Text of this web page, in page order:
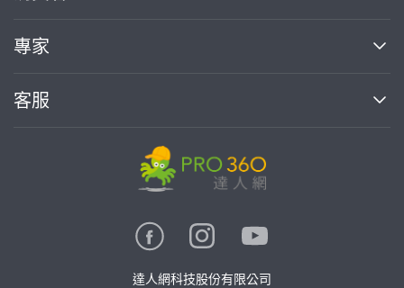
部落格
加入我們
買服務
熱門服務
專家
案件中心
客服
達人網科技股份有限公司